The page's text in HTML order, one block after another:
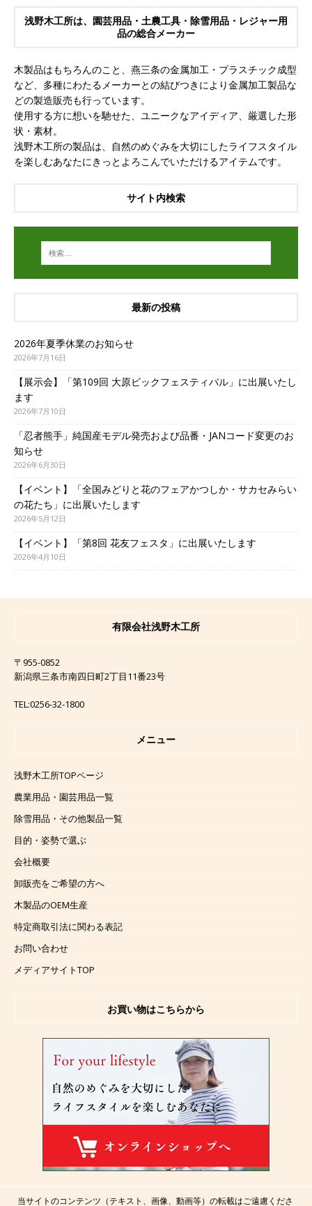
浅野木工所は、園芸用品・土農工具・除雪用品・レジャー用
品の総合メーカー
木製品はもちろんのこと、燕三条の金属加工・プラスチック成型
など、多種にわたるメーカーとの結びつきにより金属加工製品な
どの製造販売も行っています。
使用する方に想いを馳せた、ユニークなアイディア、厳選した形
状・素材。
浅野木工所の製品は、自然のめぐみを大切にしたライフスタイル
を楽しむあなたにきっとよろこんでいただけるアイテムです。
サイト内検索
最新の投稿
2026年夏季休業のお知らせ
2026年7月16日
【展示会】「第109回 大原ビックフェスティバル」に出展いたし
ます
2026年7月10日
「忍者熊手」純国産モデル発売および品番・JANコード変更のお
知らせ
2026年6月30日
【イベント】「全国みどりと花のフェアかつしか・サカセみらい
の花たち」に出展いたします
2026年5月12日
【イベント】「第8回 花友フェスタ」に出展いたします
2026年4月10日
有限会社浅野木工所
〒955-0852
新潟県三条市南四日町2丁目11番23号
TEL:0256-32-1800
メニュー
浅野木工所TOPページ
農業用品・園芸用品一覧
除雪用品・その他製品一覧
目的・姿勢で選ぶ
会社概要
卸販売をご希望の方へ
木製品のOEM生産
特定商取引法に関わる表記
お問い合わせ
メディアサイトTOP
お買い物はこちらから
当サイトのコンテンツ（テキスト、画像、動画等）の転載はご遠慮くださ